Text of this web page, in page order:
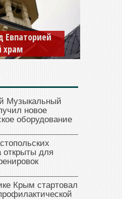
Евпаторией
храм
Музыкальный
новое
оборудование
открыты для
Крым стартовал